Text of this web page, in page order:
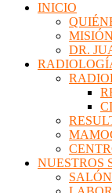
INICIO
DR.
NUESTROS